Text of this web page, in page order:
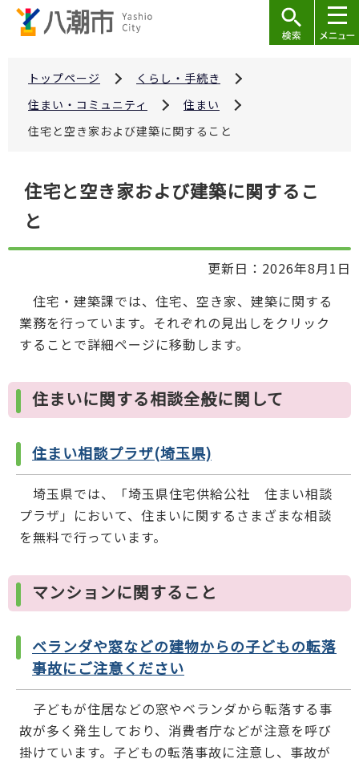
トップページ
くらし・手続き
住まい・コミュニティ
住まい
住宅と空き家および建築に関すること
住宅と空き家および建築に関するこ
と
更新日：2026年8月1日
住宅・建築課では、住宅、空き家、建築に関する
業務を行っています。それぞれの見出しをクリック
することで詳細ページに移動します。
住まいに関する相談全般に関して
住まい相談プラザ(埼玉県)
埼玉県では、「埼玉県住宅供給公社 住まい相談
プラザ」において、住まいに関するさまざまな相談
を無料で行っています。
マンションに関すること
ベランダや窓などの建物からの子どもの転落
事故にご注意ください
子どもが住居などの窓やベランダから転落する事
故が多く発生しており、消費者庁などが注意を呼び
掛けています。子どもの転落事故に注意し、事故が